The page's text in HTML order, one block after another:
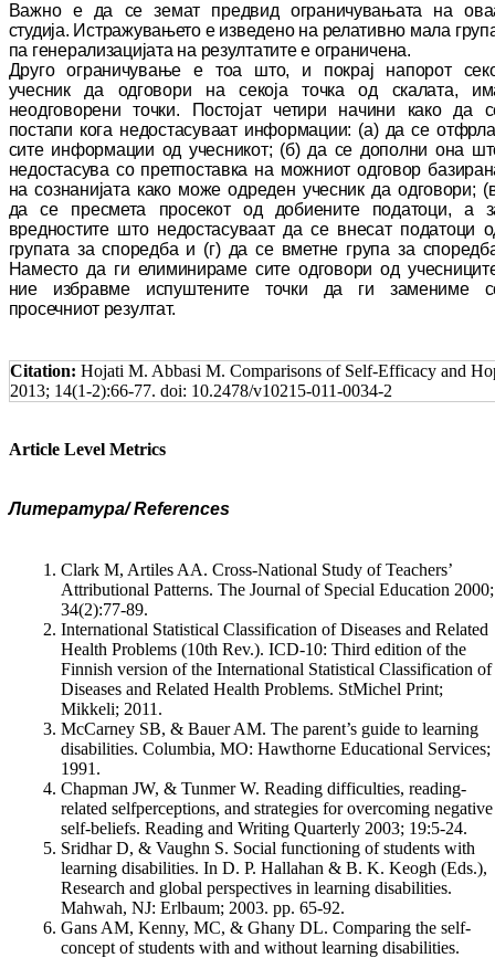
Важно е да се земат предвид ограничувањата на
студија. Истражувањето е изведено на ре­лативно мала
па генерализацијата на ре­зултатите е ограничена.
Друго ограничување е тоа што, и покрај на­по­рот
учесник да одговори на секоја точка од скалата,
неодговорени точки. Постојат че­ти­ри начини како да
постапи кога не­дос­та­су­ваат информации: (а) да се
сите ин­формации од учесникот; (б) да се дополни она
недостасува со претпоставка на мож­ни­от одговор
на сознанијата како мо­же одреден учесник да одговори;
да се прес­мета просекот од добиените податоци, а
вредностите што недостасуваат да се внесат по­да­тоци
групата за споредба и (г) да се вмет­не група за
Наместо да ги ели­ми­ни­раме сите одговори од
ние из­бравме испуштените точки да ги замениме
просечниот резултат.
Citation: Hojati M. Abbasi M. Comparisons of Self-Efficacy and
2013; 14(1-2):66-77. doi: 10.2478/v10215-011-0034-2
Article Level Metrics
Литература/ References
Clark M, Artiles AA. Cross-National Study of Teachers’
Attributional Patterns. The Journal of Special Education 2000;
34(2):77-89.
International Statistical Classification of Diseases and Related
Health Problems (10th Rev.). ICD-10: Third edition of the
Finnish version of the International Statistical Classification of
Diseases and Related Health Problems. StMichel Print;
Mikkeli; 2011.
McCarney SB, & Bauer AM. The parent’s guide to learning
disabilities. Columbia, MO: Hawthorne Educational Services;
1991.
Chapman JW, & Tunmer W. Reading difficulties, reading-
related selfpercep­ti­ons, and strategies for overcoming negative
self-beliefs. Reading and Writing Quarterly 2003; 19:5-24.
Sridhar D, & Vaughn S. Social functioning of students with
learning disabilities. In D. P. Hallahan & B. K. Keogh (Eds.),
Research and global perspectives in learning disabilities.
Mahwah, NJ: Erlbaum; 2003. pp. 65-92.
Gans AM, Kenny, MC, & Ghany DL. Comparing the self-
concept of students with and without learning disabilities.